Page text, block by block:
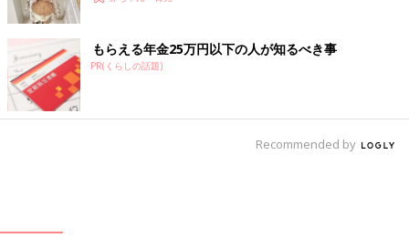
もらえる年金25万円以下の人が知るべき事
PR(くらしの話題)
Recommended by